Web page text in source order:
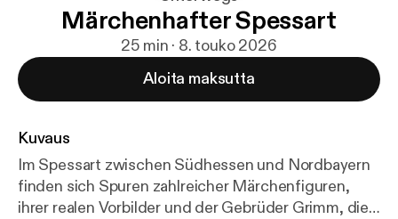
Märchenhafter Spessart
25 min · 8. touko 2026
Aloita maksutta
Kuvaus
Im Spessart zwischen Südhessen und Nordbayern
finden sich Spuren zahlreicher Märchenfiguren,
ihrer realen Vorbilder und der Gebrüder Grimm, die